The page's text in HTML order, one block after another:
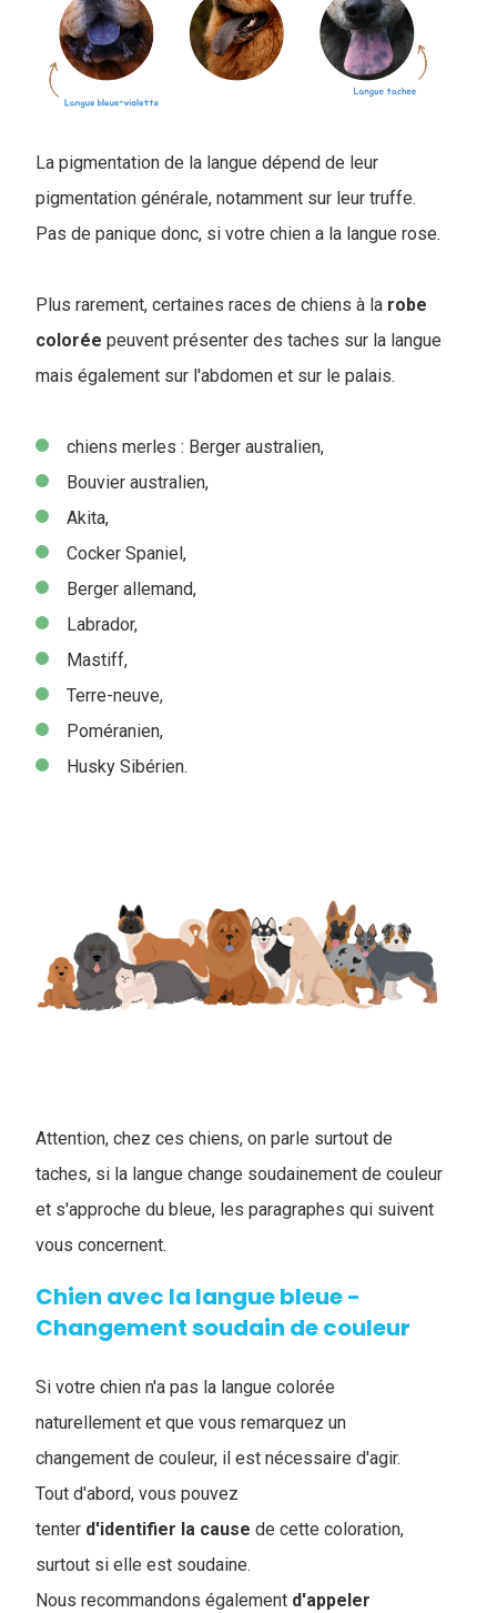
La pigmentation de la langue dépend de leur
pigmentation générale, notamment sur leur truffe.
Pas de panique donc, si votre chien a la langue rose.
Plus rarement, certaines races de chiens à la robe
colorée peuvent présenter des taches sur la langue
mais également sur l'abdomen et sur le palais.
chiens merles : Berger australien,
Bouvier australien,
Akita,
Cocker Spaniel,
Berger allemand,
Labrador,
Mastiff,
Terre-neuve,
Poméranien,
Husky Sibérien.
Attention, chez ces chiens, on parle surtout de
taches, si la langue change soudainement de couleur
et s'approche du bleue, les paragraphes qui suivent
vous concernent.
Chien avec la langue bleue -
Changement soudain de couleur
Si votre chien n'a pas la langue colorée
naturellement et que vous remarquez un
changement de couleur, il est nécessaire d'agir.
Tout d'abord, vous pouvez
tenter d'identifier la cause de cette coloration,
surtout si elle est soudaine.
Nous recommandons également d'appeler